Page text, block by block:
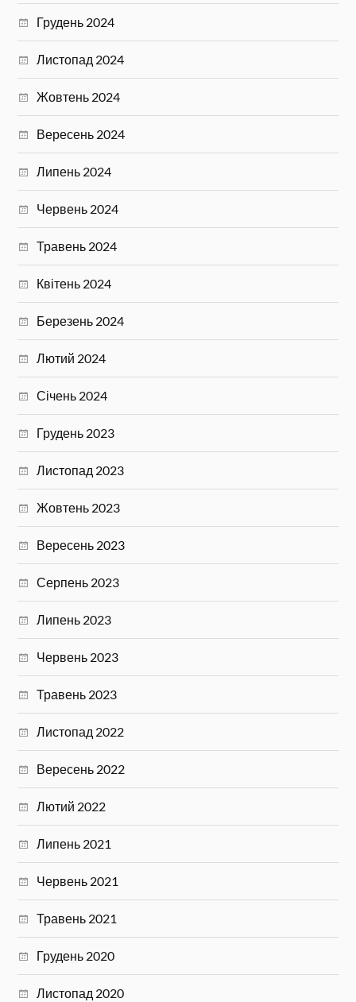
Грудень 2024
Листопад 2024
Жовтень 2024
Вересень 2024
Липень 2024
Червень 2024
Травень 2024
Квітень 2024
Березень 2024
Лютий 2024
Січень 2024
Грудень 2023
Листопад 2023
Жовтень 2023
Вересень 2023
Серпень 2023
Липень 2023
Червень 2023
Травень 2023
Листопад 2022
Вересень 2022
Лютий 2022
Липень 2021
Червень 2021
Травень 2021
Грудень 2020
Листопад 2020